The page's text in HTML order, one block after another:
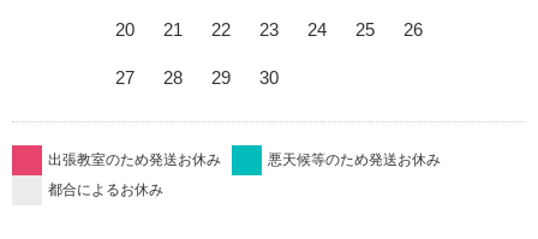
20 21 22 23 24 25 26
27 28 29 30
出張教室のため発送お休み
悪天候等のため発送お休み
都合によるお休み